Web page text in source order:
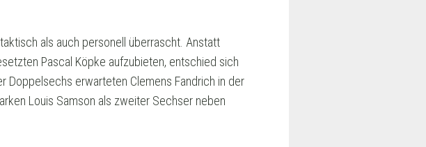
als auch personell überrascht. Anstatt
Pascal Köpke aufzubieten, entschied sich
Doppelsechs erwarteten Clemens Fandrich in der
Louis Samson als zweiter Sechser neben